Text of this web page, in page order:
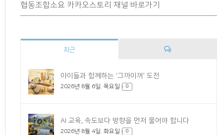
협동조합소요 카카오스토리 채널 바로가기
최근
아이들과 함께하는 ‘그까이꺼’ 도전
2026년 8월 6일. 목요일 0
AI 교육, 속도보다 방향을 먼저 물어야 합니다
2026년 8월 4일. 화요일 0